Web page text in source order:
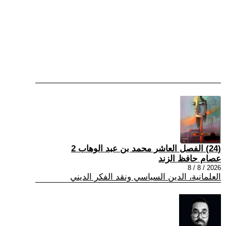
(24) الفصل العاشر محمد بن عبد الوهاب 2
عصام حافظ الزند
2026 / 8 / 8
العلمانية، الدين السياسي ونقد الفكر الديني